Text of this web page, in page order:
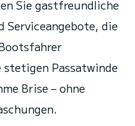
Sie gastfreundliche
Serviceangebote, die
Passatwinde
Brise – ohne